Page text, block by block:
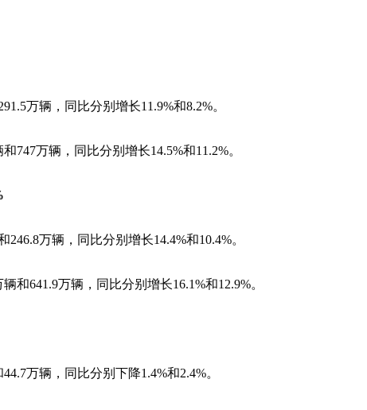
万辆，同比分别增长11.9%和8.2%。
747万辆，同比分别增长14.5%和11.2%。
万辆，同比分别增长14.4%和10.4%。
和641.9万辆，同比分别增长16.1%和12.9%。
万辆，同比分别下降1.4%和2.4%。